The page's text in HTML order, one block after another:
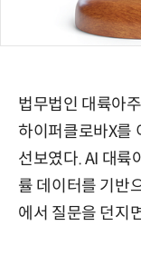
법무법인 대륙아
하이퍼클로바X를
선보였다. AI 대륙
률 데이터를 기반
에서 질문을 던지